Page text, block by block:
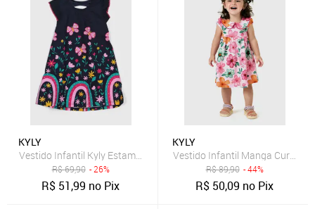
KYLY
Vestido Infantil Kyly Estampado Borboletas Azul Marinho
R$69,90 - 26%
R$ 51,99 no Pix
KYLY
Vestido Infantil Manga Curta
R$89,90 - 44%
R$ 50,09 no Pix